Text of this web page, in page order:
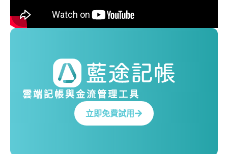
雲端記帳與金流管理工具
立即免費試用